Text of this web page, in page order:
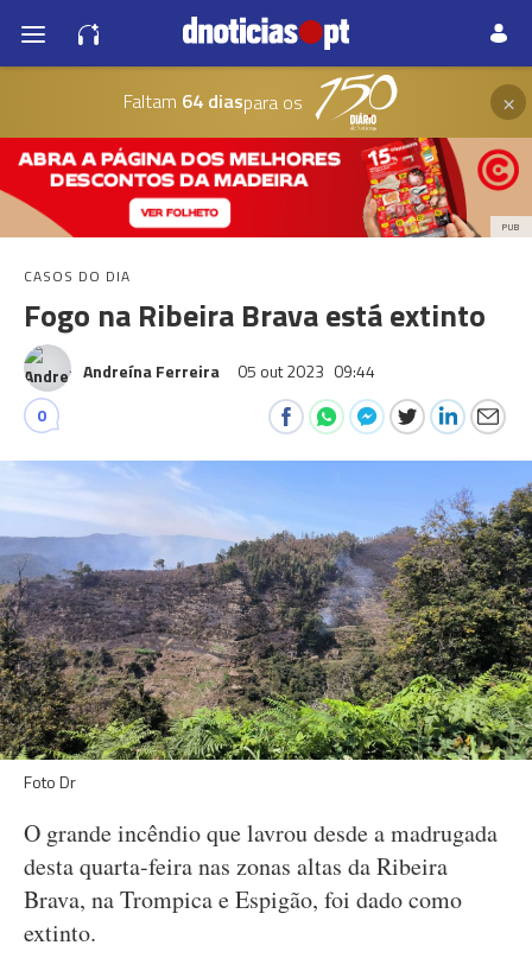
Faltam 64 diaspara os ×
PUB
CASOS DO DIA
Fogo na Ribeira Brava está extinto
Andreína Ferreira 05 out 2023 09:44
0
Foto Dr
O grande incêndio que lavrou desde a madrugada
desta quarta-feira nas zonas altas da Ribeira
Brava, na Trompica e Espigão, foi dado como
extinto.